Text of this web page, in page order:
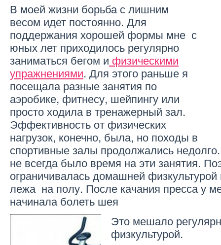
В моей жизни борьба с лишним
весом идет постоянно. Для
поддержания хорошей формы мне с
юных лет приходилось регулярно
заниматься бегом и физическими
упражнениями. Для этого раньше я
посещала разные занятия по
аэробике, фитнесу, шейпингу или
просто ходила в тренажерный зал.
Эффективность от физических
нагрузок, конечно, была, но походы в
спортивные залы продолжались
не всегда было время на эти занятия.
ограничивалась домашней
лежа на полу. После качания пресса у
начинала болеть шея
Это мешало
физкультурой.